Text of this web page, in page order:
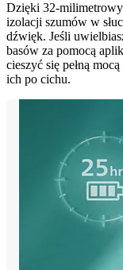
Dzięki 32-
izolacji szumów w
dźwięk. Jeśli
basów za pomocą
cieszyć się pełną
ich po cichu.